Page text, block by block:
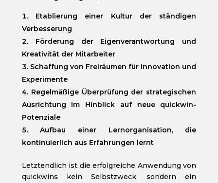
Etablierung einer Kultur der ständigen
Verbesserung
Förderung der Eigenverantwortung und
Kreativität der Mitarbeiter
Schaffung von Freiräumen für Innovation und
Experimente
Regelmäßige Überprüfung der strategischen
Ausrichtung im Hinblick auf neue quickwin-
Potenziale
Aufbau einer Lernorganisation, die
kontinuierlich aus Erfahrungen lernt
Letztendlich ist die erfolgreiche Anwendung von
quickwins kein Selbstzweck, sondern ein